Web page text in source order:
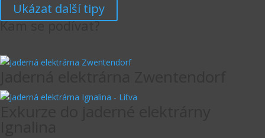
Ukázat další tipy
Kam se podívat?